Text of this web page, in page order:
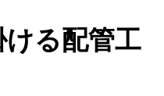
る配管工